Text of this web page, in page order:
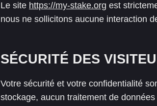
Le site https://my-stake.org est
nous ne sollicitons aucune interaction
SÉCURITÉ DES
Votre sécurité et votre confidentialité
stockage, aucun traitement de données